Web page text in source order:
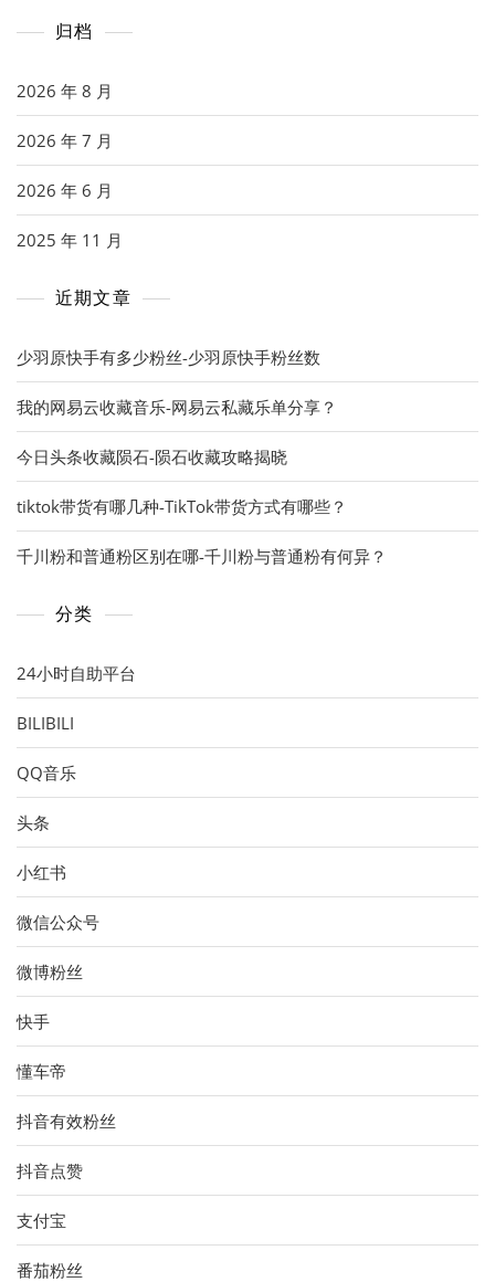
归档
2026 年 8 月
2026 年 7 月
2026 年 6 月
2025 年 11 月
近期文章
少羽原快手有多少粉丝-少羽原快手粉丝数
我的网易云收藏音乐-网易云私藏乐单分享？
今日头条收藏陨石-陨石收藏攻略揭晓
tiktok带货有哪几种-TikTok带货方式有哪些？
千川粉和普通粉区别在哪-千川粉与普通粉有何异？
分类
24小时自助平台
BILIBILI
QQ音乐
头条
小红书
微信公众号
微博粉丝
快手
懂车帝
抖音有效粉丝
抖音点赞
支付宝
番茄粉丝